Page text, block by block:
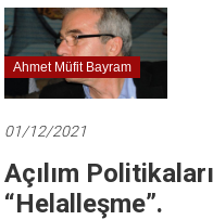
Önce
Türkiye
Cumhuriyeti…
Ahmet Müfit Bayram
01/12/2021
Açılım
“Helalleşme”.